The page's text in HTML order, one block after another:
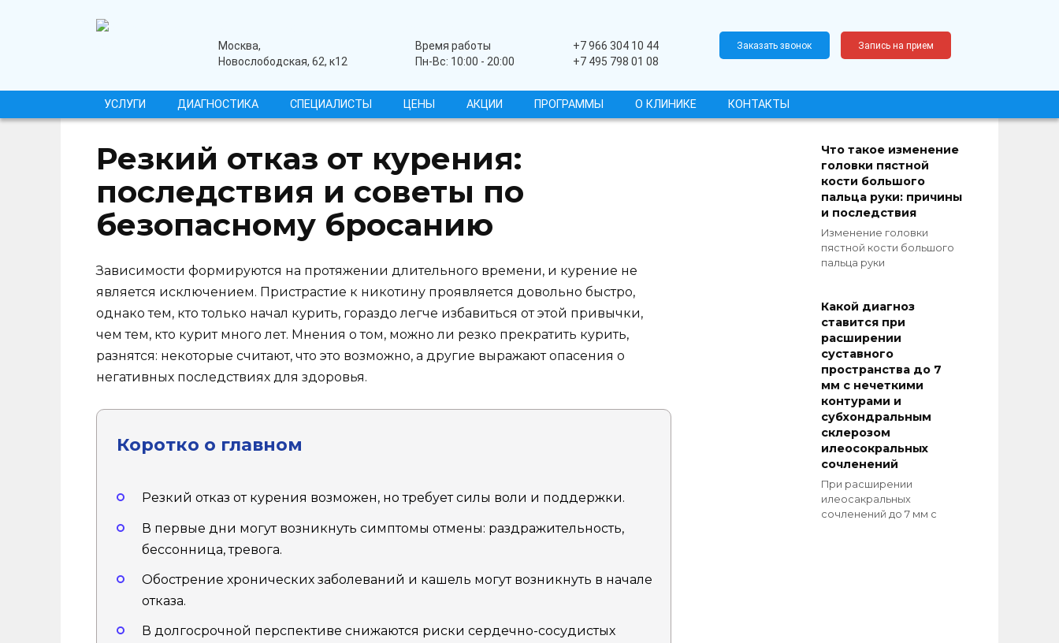
медицинский центрМосква,
Новослободская, 62, к12
Время работы
Пн-Вс: 10:00 - 20:00
+7 966 304 10 44
+7 495 798 01 08
Заказать звонок Запись на прием
УСЛУГИ ДИАГНОСТИКА СПЕЦИАЛИСТЫ ЦЕНЫ АКЦИИ ПРОГРАММЫ О КЛИНИКЕ КОНТАКТЫ
Резкий отказ от курения:
последствия и советы по
безопасному бросанию
Зависимости формируются на протяжении длительного времени, и курение не
является исключением. Пристрастие к никотину проявляется довольно быстро,
однако тем, кто только начал курить, гораздо легче избавиться от этой привычки,
чем тем, кто курит много лет. Мнения о том, можно ли резко прекратить курить,
разнятся: некоторые считают, что это возможно, а другие выражают опасения о
негативных последствиях для здоровья.
Коротко о главном
Резкий отказ от курения возможен, но требует силы воли и поддержки.
В первые дни могут возникнуть симптомы отмены: раздражительность,
бессонница, тревога.
Обострение хронических заболеваний и кашель могут возникнуть в начале
отказа.
В долгосрочной перспективе снижаются риски сердечно-сосудистых
Что такое изменение
головки пястной
кости большого
пальца руки: причины
и последствия
Изменение головки
пястной кости большого
пальца руки
Какой диагноз
ставится при
расширении
суставного
пространства до 7
мм с нечеткими
контурами и
субхондральным
склерозом
илеосокральных
сочленений
При расширении
илеосакральных
сочленений до 7 мм с